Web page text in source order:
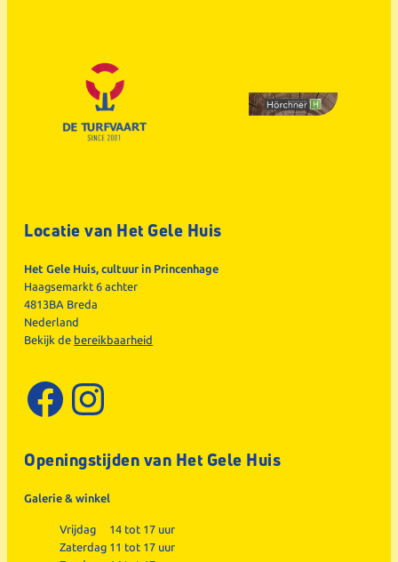
Locatie van Het Gele Huis
Het Gele Huis, cultuur in Princenhage
Haagsemarkt 6 achter
4813BA Breda
Nederland
Bekijk de bereikbaarheid
Facebook
Instagram
Openingstijden van Het Gele Huis
Galerie & winkel
Vrijdag
14 tot 17 uur
Zaterdag 11 tot 17 uur